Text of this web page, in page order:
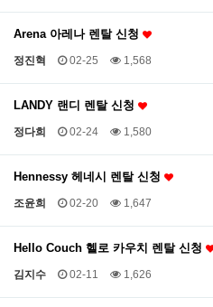
Arena 아레나 렌탈 신청
정진혁 02-25 1,568
LANDY 랜디 렌탈 신청
정다희 02-24 1,580
Hennessy 헤네시 렌탈 신청
조윤희 02-20 1,647
Hello Couch 헬로 카우치 렌탈 신청
김지수 02-11 1,626